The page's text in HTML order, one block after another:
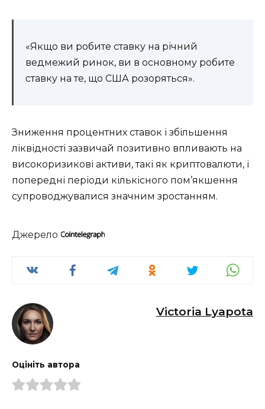
«Якщо ви робите ставку на річний
ведмежий ринок, ви в основному робите
ставку на те, що США розоряться».
Зниження процентних ставок і збільшення
ліквідності зазвичай позитивно впливають на
високоризикові активи, такі як криптовалюти, і
попередні періоди кількісного пом’якшення
супроводжувалися значним зростанням.
Джерело
Victoria Lyapota
Оцініть автора